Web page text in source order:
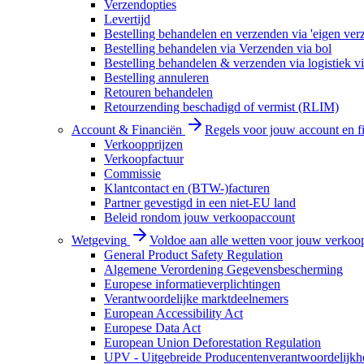
Verzendopties
Levertijd
Bestelling behandelen en verzenden via 'eigen
Bestelling behandelen via Verzenden via bol
Bestelling behandelen & verzenden via logistiek
Bestelling annuleren
Retouren behandelen
Retourzending beschadigd of vermist (RLIM)
Account & Financiën
Regels voor jouw account en
Verkoopprijzen
Verkoopfactuur
Commissie
Klantcontact en (BTW-)facturen
Partner gevestigd in een niet-EU land
Beleid rondom jouw verkoopaccount
Wetgeving
Voldoe aan alle wetten voor jouw
General Product Safety Regulation
Algemene Verordening Gegevensbescherming
Europese informatieverplichtingen
Verantwoordelijke marktdeelnemers
European Accessibility Act
Europese Data Act
European Union Deforestation Regulation
UPV - Uitgebreide